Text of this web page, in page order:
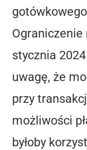
gotówkowego
Ograniczenie
stycznia
uwagę, że
przy
możliwości
byłoby